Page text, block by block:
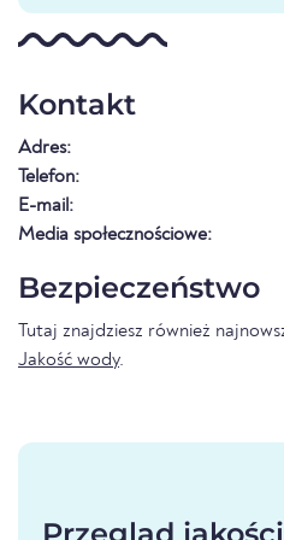
Kontakt
Adres:
Telefon:
E-mail:
Media społecznościowe:
Bezpieczeństwo
Tutaj znajdziesz również
Jakość wody.